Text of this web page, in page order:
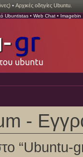
• Αρχικές οδηγίες Ubuntu.
Ubuntistas • Web Chat • Imagebin
-
gr